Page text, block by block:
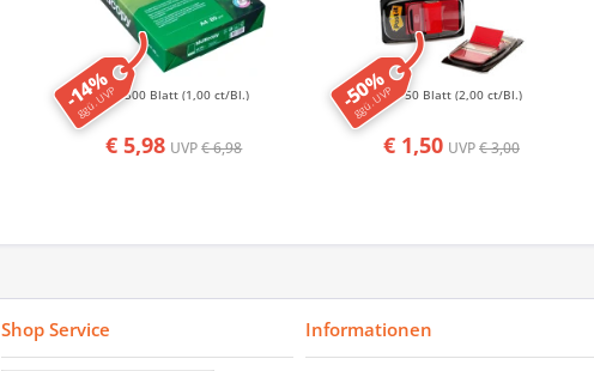
-14%
ggü. UVP
€ 5,98 UVP€ 6,98
500 Blatt (1,00 ct/Bl.) -50%
ggü. UVP
€ 1,50 UVP€ 3,00
50 Blatt(2,00 ct/Bl.)
Shop Service Informationen